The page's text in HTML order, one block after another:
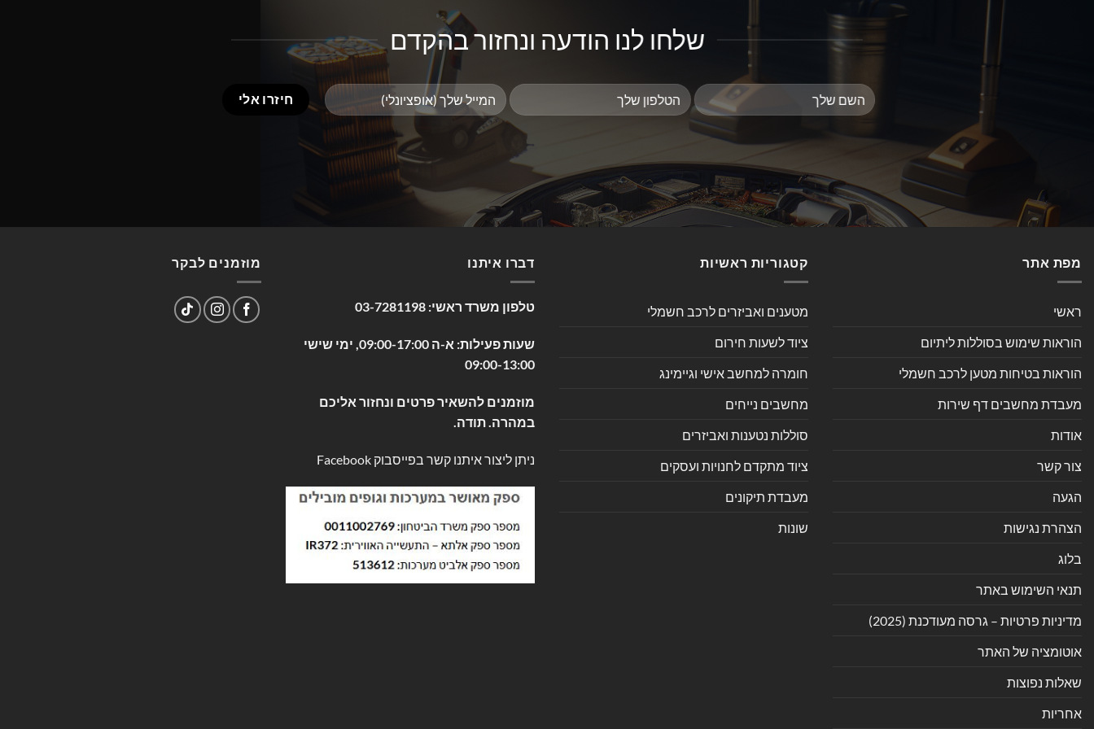
שלחו לנו הודעה ונחזור בהקדם
מפת אתר
ראשי
הוראות שימוש בסוללות ליתיום
הוראות בטיחות מטען לרכב חשמלי
מעבדת מחשבים דף שירות
אודות
צור קשר
הגעה
הצהרת נגישות
בלוג
תנאי השימוש באתר
מדיניות פרטיות – גרסה מעודכנת (2025)
אוטומציה של האתר
שאלות נפוצות
אחריות
קטגוריות ראשיות
מטענים ואביזרים לרכב חשמלי
ציוד לשעות חירום
חומרה למחשב אישי וגיימינג
מחשבים נייחים
סוללות נטענות ואביזרים
ציוד מתקדם לחנויות ועסקים
מעבדת תיקונים
שונות
דברו איתנו
טלפון משרד ראשי: 03-7281198
שעות פעילות: א-ה 09:00-17:00, ימי שישי
09:00-13:00
מוזמנים להשאיר פרטים ונחזור אליכם
במהרה. תודה.
ניתן ליצור איתנו קשר בפייסבוק Facebook
מוזמנים לבקר